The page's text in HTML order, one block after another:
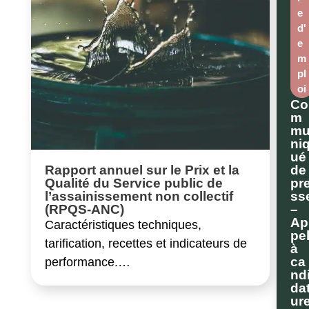
Rapport annuel sur le Prix et la
Qualité du Service public de
l’assainissement non collectif
(RPQS-ANC)
Caractéristiques techniques,
tarification, recettes et indicateurs de
performance.…
e
d'
e
m
pl
oi
Co
m
ué
de
–
Ap
à
ca